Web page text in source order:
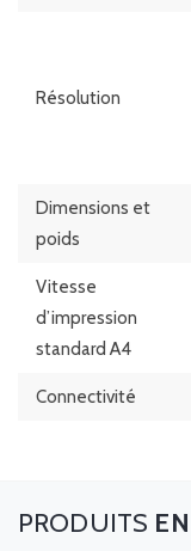
Résolution
Dimensions et
poids
Vitesse
d’impression
standard A4
Connectivité